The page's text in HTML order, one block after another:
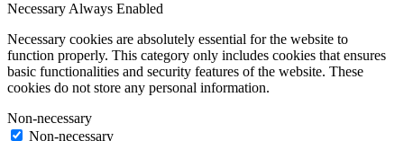
Necessary Always Enabled
Necessary cookies are absolutely essential for the website to
function properly. This category only includes cookies that ensures
basic functionalities and security features of the website. These
cookies do not store any personal information.
Non-necessary
Non-necessary